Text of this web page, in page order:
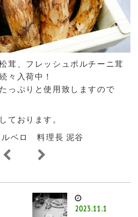
茸、フレッシュポルチーニ茸
々入荷中！
っぷりと使用致しますので
ております。
ルベロ 料理長 泥谷
2023.11.1